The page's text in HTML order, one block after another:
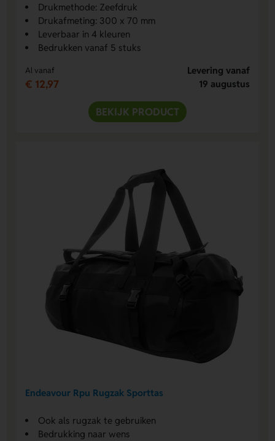
Drukmethode: Zeefdruk
Drukafmeting: 300 x 70 mm
Leverbaar in 4 kleuren
Bedrukken vanaf 5 stuks
Al vanaf
€ 12,97
Levering vanaf
19 augustus
BEKIJK PRODUCT
Endeavour Rpu Rugzak Sporttas
Ook als rugzak te gebruiken
Bedrukking naar wens